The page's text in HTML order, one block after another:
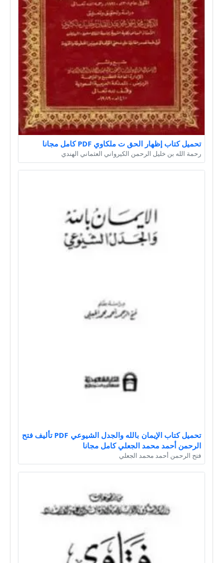
تحميل كتاب إظهار الحق ت ملكاوي PDF كامل مجانا
رحمة الله بن خليل الرحمن الكيرواني العثماني الهندي
تحميل كتاب الإيمان بالله والجدل الشيوعي PDF تأليف فتح
الرحمن أحمد محمد الجعلي كامل مجانا
فتح الرحمن أحمد محمد الجعلي